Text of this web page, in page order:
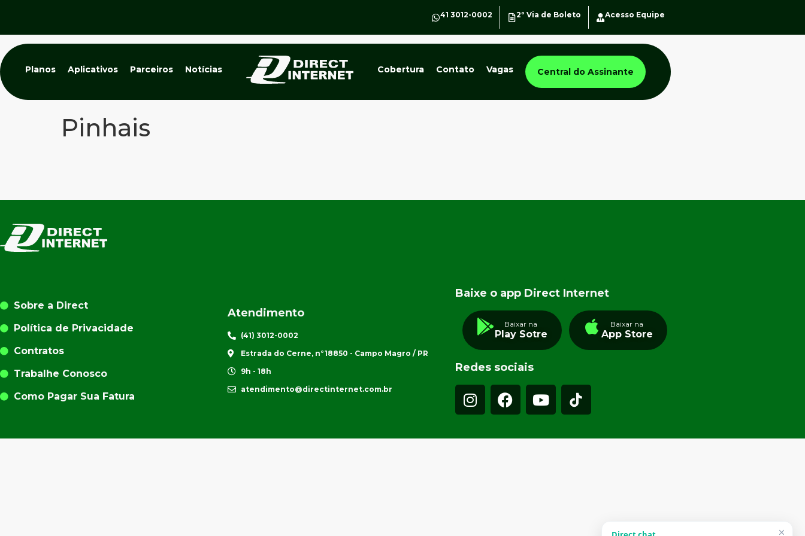
41 3012-0002 2º Via de Boleto Acesso Equipe
Planos Aplicativos Parceiros Notícias Cobertura Contato Vagas Central do Assinante
Pinhais
Sobre a Direct
Política de Privacidade
Contratos
Trabalhe Conosco
Como Pagar Sua Fatura
Atendimento
(41) 3012-0002
Estrada do Cerne, n°18850 - Campo Magro / PR
9h - 18h
atendimento@directinternet.com.br
Baixe o app Direct Internet
Baixar na
Play Sotre
Baixar na
App Store
Redes sociais